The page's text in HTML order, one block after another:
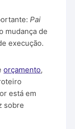
Pai
mudança de
execução.
orçamento,
está em
sobre